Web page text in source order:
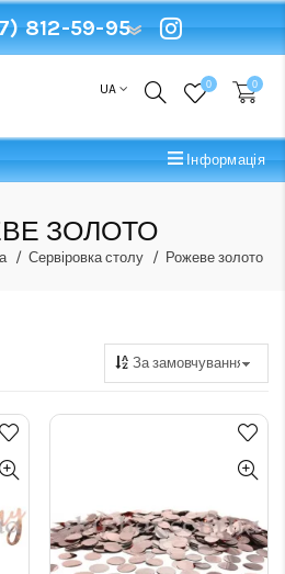
812-59-95
UA 0 0
Інформація
ЗОЛОТО
Сервіровка столу Рожеве золото